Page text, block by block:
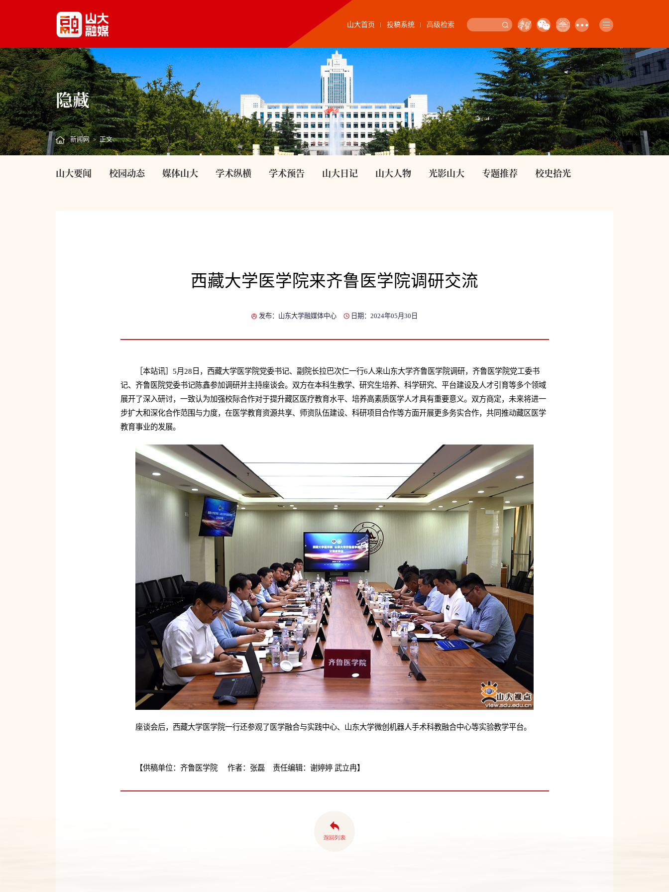
山大首页 投稿系统 高级检索
隐藏
新闻网 > 正文
山大要闻 校园动态 媒体山大 学术纵横 学术预告 山大日记 山大人物 光影山大 专题推荐 校史拾光
西藏大学医学院来齐鲁医学院调研交流
发布：山东大学融媒体中心 日期：2024年05月30日
［本站讯］5月28日，西藏大学医学院党委书记、副院长拉巴次仁一行6人来山东大学齐鲁医学院调研，齐鲁医学院党工委书
记、齐鲁医院党委书记陈鑫参加调研并主持座谈会。 双方在本科生教学、研究生培养、科学研究、平台建设及人才引育等多个领域
展开了深入研讨，一致认为加强校际合作对于提升藏区医疗教育水平、培养高素质医学人才具有重要意义。双方商定，未来将进一
步扩大和深化合作范围与力度，在医学教育资源共享、师资队伍建设、科研项目合作等方面开展更多务实合作，共同推动藏区医学
教育事业的发展。
座谈会后，西藏大学医学院一行还参观了医学融合与实践中心、山东大学微创机器人手术科教融合中心等实验教学平台。
【供稿单位：齐鲁医学院 作者：张磊 责任编辑：谢婷婷 武立冉】